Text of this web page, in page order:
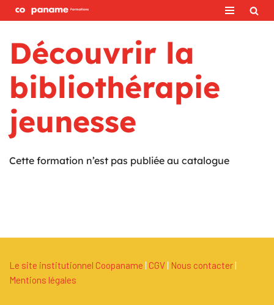
au
contenu
Découvrir la
bibliothérapie
jeunesse
Cette formation n’est pas publiée au catalogue
Le site institutionnel Coopaname CGV Nous contacter
Mentions légales